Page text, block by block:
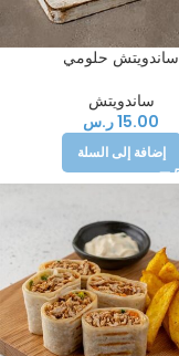
ساندويتش حلومي
ساندويتش
15.00ر.س
إضافة إلى السلة